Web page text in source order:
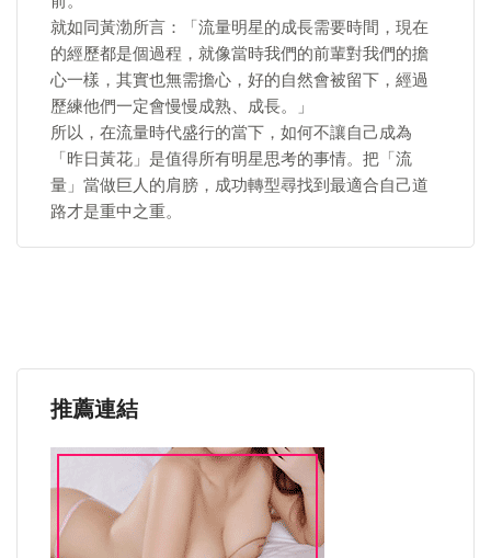
就如同黃渤所言：「流量明星的成長需要時間，現在
的經歷都是個過程，就像當時我們的前輩對我們的擔
心一樣，其實也無需擔心，好的自然會被留下，經過
歷練他們一定會慢慢成熟、成長。」
所以，在流量時代盛行的當下，如何不讓自己成為
「昨日黃花」是值得所有明星思考的事情。把「流
量」當做巨人的肩膀，成功轉型尋找到最適合自己道
路才是重中之重。
推薦連結